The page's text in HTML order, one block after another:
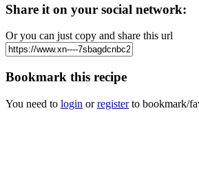
Share it on your social network:
Or you can just copy and share this url
Bookmark this recipe
You need to login orregisterto bookmark/